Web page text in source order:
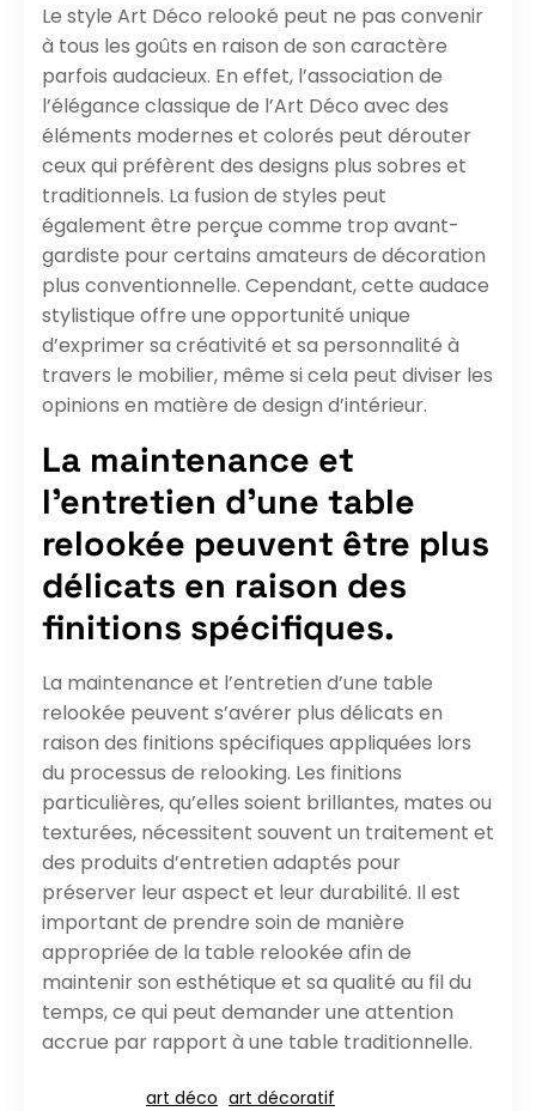
Le style Art Déco relooké peut ne pas convenir
à tous les goûts en raison de son caractère
parfois audacieux. En effet, l’association de
l’élégance classique de l’Art Déco avec des
éléments modernes et colorés peut dérouter
ceux qui préfèrent des designs plus sobres et
traditionnels. La fusion de styles peut
également être perçue comme trop avant-
gardiste pour certains amateurs de décoration
plus conventionnelle. Cependant, cette audace
stylistique offre une opportunité unique
d’exprimer sa créativité et sa personnalité à
travers le mobilier, même si cela peut diviser les
opinions en matière de design d’intérieur.
La maintenance et
l’entretien d’une table
relookée peuvent être plus
délicats en raison des
finitions spécifiques.
La maintenance et l’entretien d’une table
relookée peuvent s’avérer plus délicats en
raison des finitions spécifiques appliquées lors
du processus de relooking. Les finitions
particulières, qu’elles soient brillantes, mates ou
texturées, nécessitent souvent un traitement et
des produits d’entretien adaptés pour
préserver leur aspect et leur durabilité. Il est
important de prendre soin de manière
appropriée de la table relookée afin de
maintenir son esthétique et sa qualité au fil du
temps, ce qui peut demander une attention
accrue par rapport à une table traditionnelle.
art déco art décoratif